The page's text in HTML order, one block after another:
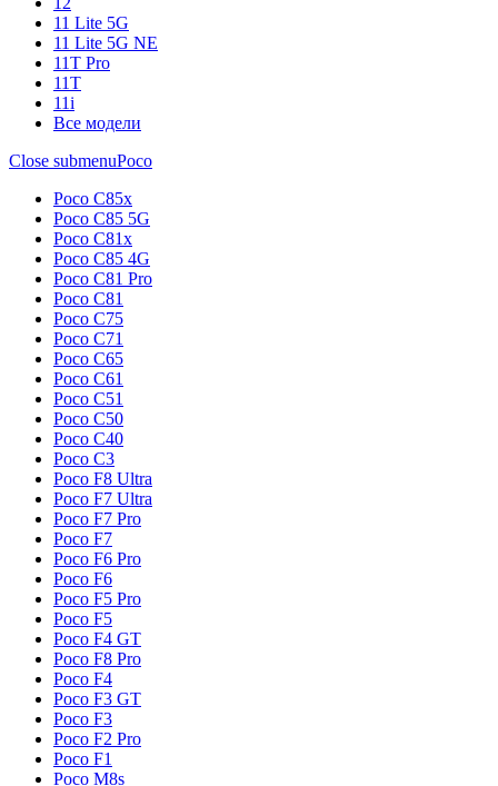
11 Lite 5G
11 Lite 5G NE
11T Pro
11T
11i
Все модели
Close submenuPoco
Poco C85x
Poco C85 5G
Poco C81x
Poco C85 4G
Poco C81 Pro
Poco C81
Poco C75
Poco C71
Poco C65
Poco C61
Poco C51
Poco C50
Poco C40
Poco C3
Poco F8 Ultra
Poco F7 Ultra
Poco F7 Pro
Poco F7
Poco F6 Pro
Poco F6
Poco F5 Pro
Poco F5
Poco F4 GT
Poco F8 Pro
Poco F4
Poco F3 GT
Poco F3
Poco F2 Pro
Poco F1
Poco M8s